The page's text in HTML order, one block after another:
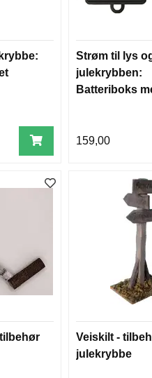
Strøm til lys
julekrybben:
Batteriboks
159,00
Veiskilt -
julekrybbe